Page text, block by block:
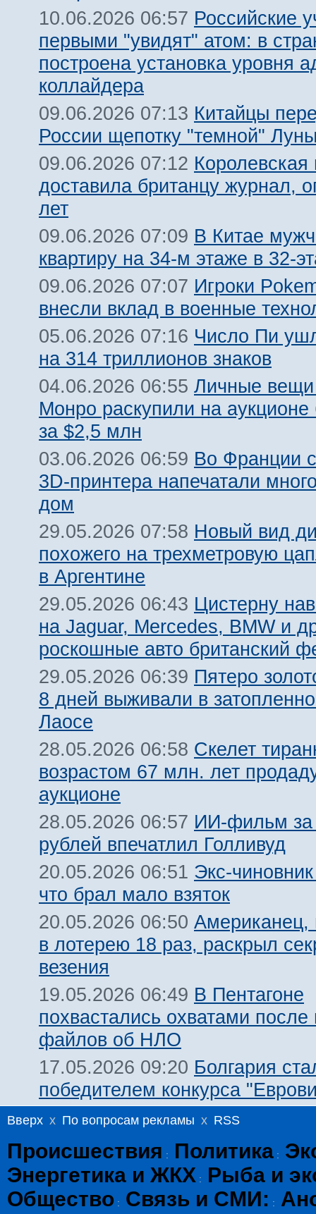
10.06.2026 06:57 Российские
первыми "увидят" атом: в
построена установка уровня
коллайдера
09.06.2026 07:13 Китайцы
России щепотку "темной"
09.06.2026 07:12 Королевская
доставила британцу журнал,
лет
09.06.2026 07:09 В Китае
квартиру на 34-м этаже в 32-
09.06.2026 07:07 Игроки
внесли вклад в военные
05.06.2026 07:16 Число Пи
на 314 триллионов знаков
04.06.2026 06:55 Личные
Монро раскупили на
за $2,5 млн
03.06.2026 06:59 Во Франции
3D-принтера напечатали
дом
29.05.2026 07:58 Новый вид
похожего на трехметровую
в Аргентине
29.05.2026 06:43 Цистерну
на Jaguar, Mercedes, BMW и
роскошные авто британский
29.05.2026 06:39 Пятеро
8 дней выживали в
Лаосе
28.05.2026 06:58 Скелет
возрастом 67 млн. лет
аукционе
28.05.2026 06:57 ИИ-фильм за
рублей впечатлил Голливуд
20.05.2026 06:51 Экс-
что брал мало взяток
20.05.2026 06:50 Американец,
в лотерею 18 раз, раскрыл
везения
19.05.2026 06:49 В Пентагоне
похвастались охватами после
файлов об НЛО
17.05.2026 09:20 Болгария
победителем конкурса
Вверх x По вопросам рекламы x RSS
Происшествия : Политика :
Энергетика и ЖКХ :
Рыба и
Общество : Связь и СМИ: :